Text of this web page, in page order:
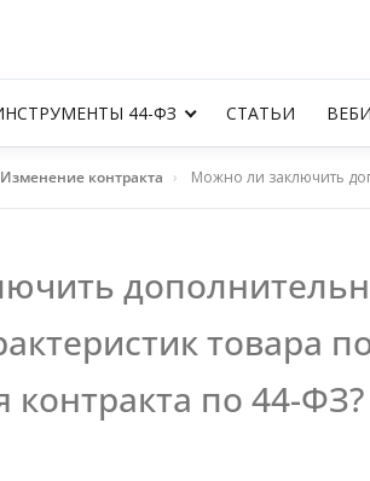
44-ФЗ СТАТЬИ
Изменение контракта › Можно ли заключить
товара
контракта по 44-ФЗ?